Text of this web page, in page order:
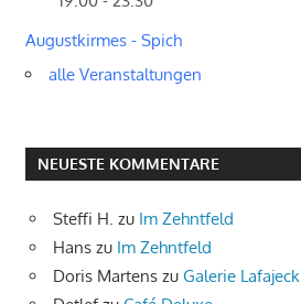
Augustkirmes - Spich
alle Veranstaltungen
NEUESTE KOMMENTARE
Steffi H. zu Im Zehntfeld
Hans zu Im Zehntfeld
Doris Martens zu Galerie Lafajeck